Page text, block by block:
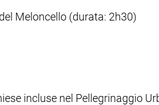
Meloncello (durata: 2h30)
incluse nel Pellegrinaggio